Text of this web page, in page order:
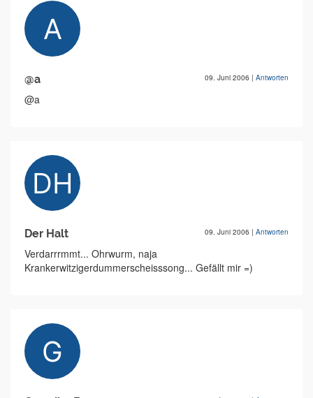
@a 09. Juni 2006 | Antworten
@a
Der Halt 09. Juni 2006 | Antworten
Verdarrrmmt... Ohrwurm, naja
Krankerwitzigerdummerscheisssong... Gefällt mir =)